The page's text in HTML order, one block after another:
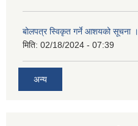
बोलपत्र स्विकृत गर्ने आशयको सूचना ।
मिति: 02/18/2024 - 07:39
अन्य